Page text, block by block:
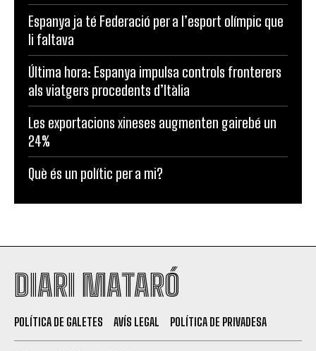
Espanya ja té Federació per a l’esport olímpic que
li faltava
Última hora: Espanya impulsa controls fronterers
als viatgers procedents d’Itàlia
Les exportacions xineses augmenten gairebé un
24%
Què és un polític per a mi?
DIARI MATARÓ
POLÍTICA DE GALETES AVÍS LEGAL POLÍTICA DE PRIVADESA